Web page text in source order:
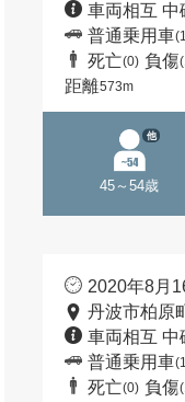
車両相互 中
普通乗用車
死亡(0) 負傷
距離573m
45～54歳
他
2020年8月
丹波市柏原
車両相互 中
普通乗用車
死亡(0) 負傷